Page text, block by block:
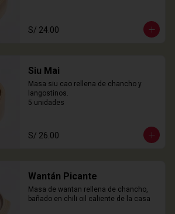
S/ 24.00
Siu Mai
Masa siu cao rellena de chancho y
langostinos.
5 unidades
S/ 26.00
Wantán Picante
Masa de wantan rellena de chancho,
bañado en chili oil caliente de la casa